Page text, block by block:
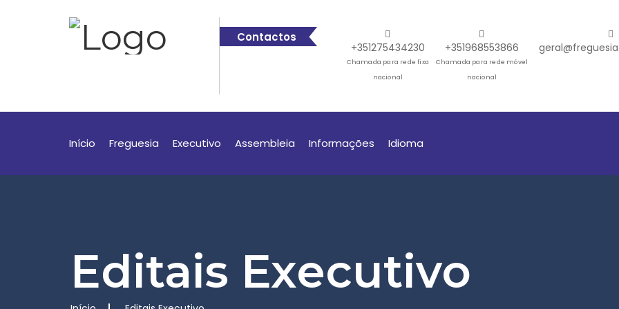
Contactos
+351275434230
Chamada para rede fixa
nacional
+351968553866
Chamada para rede móvel
nacional
Início Freguesia Executivo Assembleia Informações Idioma
Editais Executivo